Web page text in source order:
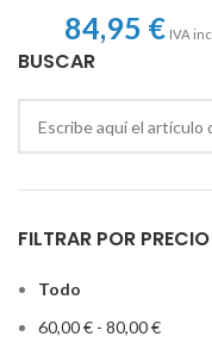
BUSCAR
FILTRAR POR PRECIO
Todo
60,00€ - 80,00€
84,95 € IVA inc.